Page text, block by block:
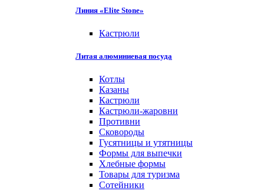
Линия «Elite Stone»
Кастрюли
Литая алюминиевая посуда
Котлы
Казаны
Кастрюли
Кастрюли-жаровни
Противни
Сковороды
Гусятницы и утятницы
Формы для выпечки
Хлебные формы
Товары для туризма
Сотейники